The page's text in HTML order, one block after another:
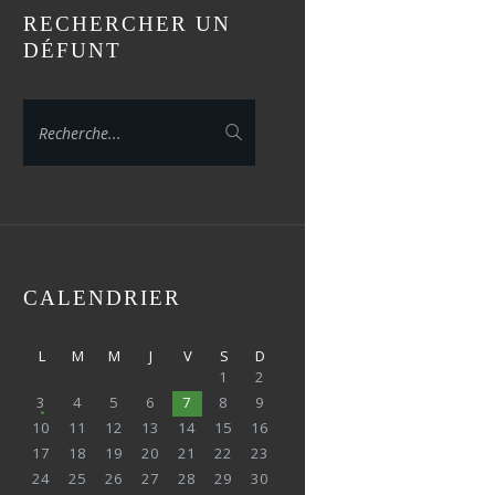
RECHERCHER UN
DÉFUNT
CALENDRIER
L M M J V S
D
1
2
3
4 5 6 7 8
9
10
11 12 13 14 15
16
17
18 19 20 21 22
23
24
25 26 27 28 29
30